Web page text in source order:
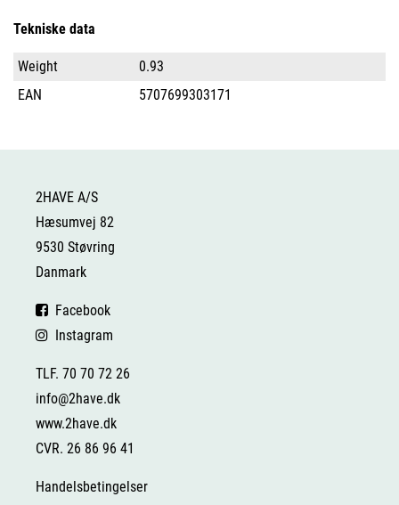
Tekniske data
Weight
0.93
EAN
5707699303171
2HAVE A/S
Hæsumvej 82
9530 Støvring
Danmark
Facebook
Instagram
TLF. 70 70 72 26
info@2have.dk
www.2have.dk
CVR. 26 86 96 41
Handelsbetingelser